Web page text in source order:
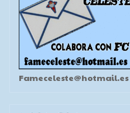
Fameceleste@hotmail.es